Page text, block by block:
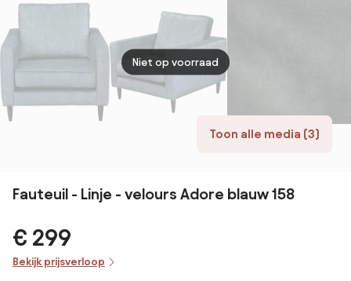
Toon alle media (3)
Niet op voorraad
Fauteuil - Linje - velours Adore blauw 158
€ 299
Bekijk prijsverloop